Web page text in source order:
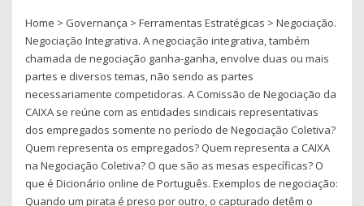
Home > Governança > Ferramentas Estratégicas > Negociação.
Negociação Integrativa. A negociação integrativa, também
chamada de negociação ganha-ganha, envolve duas ou mais
partes e diversos temas, não sendo as partes
necessariamente competidoras. A Comissão de Negociação da
CAIXA se reúne com as entidades sindicais representativas
dos empregados somente no período de Negociação Coletiva?
Quem representa os empregados? Quem representa a CAIXA
na Negociação Coletiva? O que são as mesas específicas? O
que é Dicionário online de Português. Exemplos de negociação:
Quando um pirata é preso por outro, o capturado detêm o